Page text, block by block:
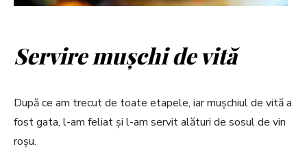
Servire mușchi de vită
După ce am trecut de toate etapele, iar mușchiul de vită a
fost gata, l-am feliat și l-am servit alături de sosul de vin
roșu.